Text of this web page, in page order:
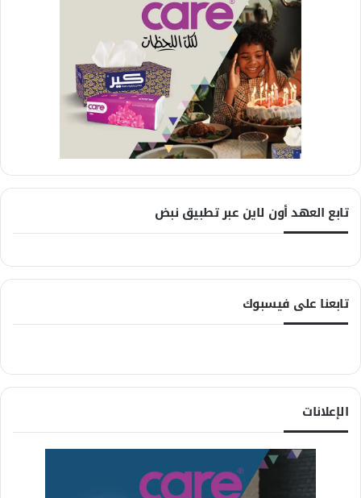
تابع العهد أون لاين عبر تطبيق نبض
تابعنا على فيسبوك
الإعلانات